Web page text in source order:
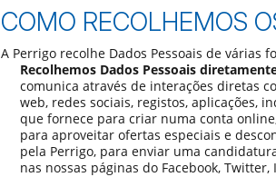
COMO RECOLHEMOS
A Perrigo recolhe Dados Pessoais de várias
Recolhemos Dados Pessoais
comunica através de interações diretas
web, redes sociais, registos, aplicações,
que fornece para criar numa conta
para aproveitar ofertas especiais e
pela Perrigo, para enviar uma
nas nossas páginas do Facebook, Twitter,